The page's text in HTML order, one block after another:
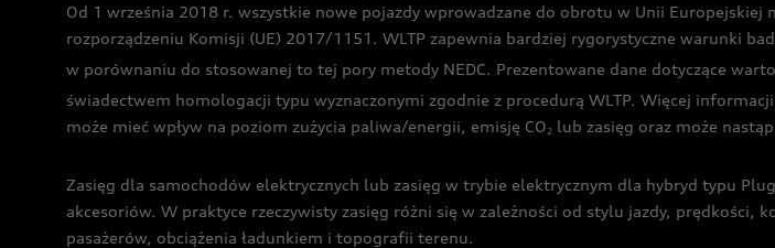
Od 1 września 2018 r. wszystkie nowe pojazdy wprowadzane do obrotu w Unii
rozporządzeniu Komisji (UE) 2017/1151. WLTP zapewnia bardziej rygorystyczne warunki
w porównaniu do stosowanej to tej pory metody NEDC. Prezentowane dane dotyczące
świadectwem homologacji typu wyznaczonymi zgodnie z procedurą WLTP. Więcej
może mieć wpływ na poziom zużycia paliwa/energii, emisję CO2 lub zasięg oraz może
Zasięg dla samochodów elektrycznych lub zasięg w trybie elektrycznym dla hybryd typu
akcesoriów. W praktyce rzeczywisty zasięg różni się w zależności od stylu jazdy,
pasażerów, obciążenia ładunkiem i topografii terenu.